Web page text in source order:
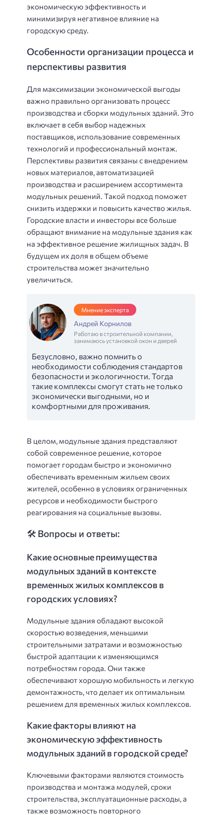
экономическую эффективность и
минимизируя негативное влияние на
городскую среду.
Особенности организации процесса и
перспективы развития
Для максимизации экономической выгоды
важно правильно организовать процесс
производства и сборки модульных зданий. Это
включает в себя выбор надежных
поставщиков, использование современных
технологий и профессиональный монтаж.
Перспективы развития связаны с внедрением
новых материалов, автоматизацией
производства и расширением ассортимента
модульных решений. Такой подход поможет
снизить издержки и повысить качество жилья.
Городские власти и инвесторы все больше
обращают внимание на модульные здания как
на эффективное решение жилищных задач. В
будущем их доля в общем объеме
строительства может значительно
увеличиться.
Мнение эксперта
Андрей Корнилов
Работаю в строительной компании,
занимаюсь установкой окон и дверей
Безусловно, важно помнить о
необходимости соблюдения стандартов
безопасности и экологичности. Тогда
такие комплексы смогут стать не только
экономически выгодными, но и
комфортными для проживания.
В целом, модульные здания представляют
собой современное решение, которое
помогает городам быстро и экономично
обеспечивать временным жильем своих
жителей, особенно в условиях ограниченных
ресурсов и необходимости быстрого
реагирования на социальные вызовы.
🛠️ Вопросы и ответы:
Какие основные преимущества
модульных зданий в контексте
временных жилых комплексов в
городских условиях?
Модульные здания обладают высокой
скоростью возведения, меньшими
строительными затратами и возможностью
быстрой адаптации к изменяющимся
потребностям города. Они также
обеспечивают хорошую мобильность и легкую
демонтажность, что делает их оптимальным
решением для временных жилых комплексов.
Какие факторы влияют на
экономическую эффективность
модульных зданий в городской среде?
Ключевыми факторами являются стоимость
производства и монтажа модулей, сроки
строительства, эксплуатационные расходы, а
также возможность повторного